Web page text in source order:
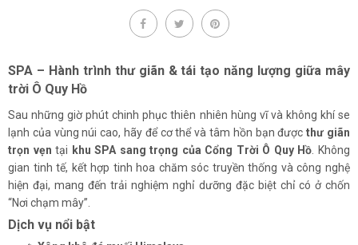
SPA – Hành trình thư giãn & tái tạo năng lượng giữa mây
trời Ô Quy Hồ
Sau những giờ phút chinh phục thiên nhiên hùng vĩ và không khí se
lạnh của vùng núi cao, hãy để cơ thể và tâm hồn bạn đượcthư giãn
trọn vẹn tại khu SPA sang trọng của Cổng Trời Ô Quy Hồ . Không
gian tinh tế, kết hợp tinh hoa chăm sóc truyền thống và công nghệ
hiện đại, mang đến trải nghiệm nghỉ dưỡng đặc biệt chỉ có ở chốn
“Nơi chạm mây”.
Dịch vụ nổi bật